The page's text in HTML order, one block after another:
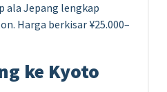
ala Jepang lengkap
Harga berkisar ¥25.000–
ke Kyoto